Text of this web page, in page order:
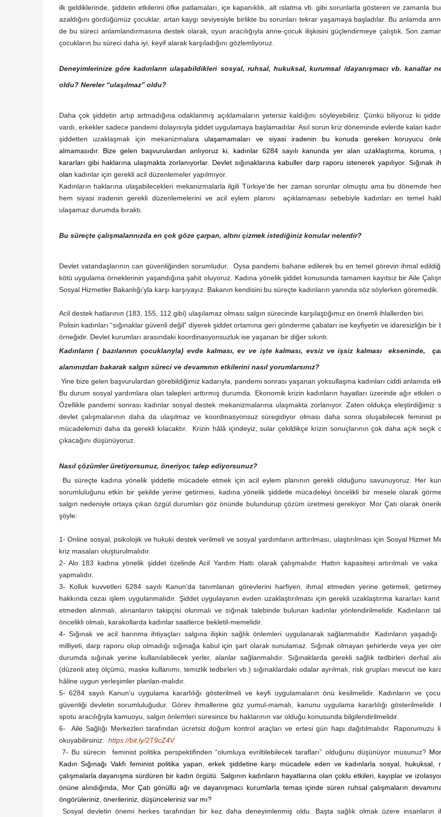
ilk geldiklerinde, şiddetin etkilerini öfke patlamaları, içe kapanıklık, alt ıslatma vb. gibi sorunlarla gösteren ve zamanla
azaldığını gördüğümüz çocuklar, artan kaygı seviyesiyle birlikte bu sorunları tekrar yaşamaya başladılar. Bu anlamda
de bu süreci anlamlandırmasına destek olarak, oyun aracılığıyla anne-çocuk ilişkisini güçlendirmeye çalıştık. Son
çocukların bu süreci daha iyi, keyif alarak karşıladığını gözlemliyoruz.
Deneyimlerinize göre kadınların ulaşabildikleri sosyal, ruhsal, hukuksal, kurumsal /dayanışmacı vb. kanallar
oldu? Nereler “ulaşılmaz” oldu?
Daha çok şiddetin artıp artmadığına odaklanmış açıklamaların yetersiz kaldığını söyleyebiliriz. Çünkü biliyoruz ki
vardı, erkekler sadece pandemi dolayısıyla şiddet uygulamaya başlamadılar. Asıl sorun kriz döneminde evlerde kalan
şiddetten uzaklaşmak için mekanizmalara ulaşamamaları ve siyasi iradenin bu konuda gereken koruyucu
almamasıdır. Bize gelen başvurulardan anlıyoruz ki, kadınlar 6284 sayılı kanunda yer alan uzaklaştırma, koruma,
kararları gibi haklarına ulaşmakta zorlanıyorlar. Devlet sığınaklarına kabuller darp raporu istenerek yapılıyor. Sığınak
olan kadınlar için gerekli acil düzenlemeler yapılmıyor.
Kadınların haklarına ulaşabilecekleri mekanizmalarla ilgili Türkiye’de her zaman sorunlar olmuştu ama bu dönemde
hem siyasi iradenin gerekli düzenlemelerini ve acil eylem planını açıklamaması sebebiyle kadınları en temel
ulaşamaz durumda bıraktı.
Bu süreçte çalışmalarınızda en çok göze çarpan, altını çizmek istediğiniz konular nelerdir?
Devlet vatandaşlarının can güvenliğinden sorumludur. Oysa pandemi bahane edilerek bu en temel görevin ihmal
kötü uygulama örneklerinin yaşandığına şahit oluyoruz. Kadına yönelik şiddet konusunda tamamen kayıtsız bir Aile
Sosyal Hizmetler Bakanlığı’yla karşı karşıyayız. Bakanın kendisini bu süreçte kadınların yanında söz söylerken göremedik.
Acil destek hatlarının (183, 155, 112 gibi) ulaşılamaz olması salgın sürecinde karşılaştığımız en önemli ihlallerden biri.
Polisin kadınları “sığınaklar güvenli değil” diyerek şiddet ortamına geri gönderme çabaları ise keyfiyetin ve idaresizliğin bir
örneğidir. Devlet kurumları arasındaki koordinasyonsuzluk ise yaşanan bir diğer sıkıntı.
Kadınların ( bazılarının çocuklarıyla) evde kalması, ev ve işte kalması, evsiz ve işsiz kalması
ekseninde,
alanınızdan bakarak salgın süreci ve devamının etkilerini nasıl yorumlarsınız?
Yine bize gelen başvurulardan görebildiğimiz kadarıyla, pandemi sonrası yaşanan yoksullaşma kadınları ciddi anlamda
Bu durum sosyal yardımlara olan talepleri arttırmış durumda. Ekonomik krizin kadınların hayatları üzerinde ağır etkileri
Özellikle pandemi sonrası kadınlar sosyal destek mekanizmalarına ulaşmakta zorlanıyor. Zaten oldukça eleştirdiğimiz
devlet çalışmalarının daha da ulaşılmaz ve koordinasyonsuz süregidiyor olması daha sonra oluşabilecek feminist
mücadelemizi daha da gerekli kılacaktır. Krizin hâlâ içindeyiz, sular çekildikçe krizin sonuçlarının çok daha açık seçik
çıkacağını düşünüyoruz.
Nasıl çözümler üretiyorsunuz, öneriyor, talep ediyorsunuz?
Bu süreçte kadına yönelik şiddetle mücadele etmek için acil eylem planının gerekli olduğunu savunuyoruz. Her
sorumluluğunu etkin bir şekilde yerine getirmesi, kadına yönelik şiddetle mücadeleyi öncelikli bir mesele olarak
salgın nedeniyle ortaya çıkan özgül durumları göz önünde bulundurup çözüm üretmesi gerekiyor. Mor Çatı olarak
şöyle:
1- Online sosyal, psikolojik ve hukuki destek verilmeli ve sosyal yardımların arttırılması, ulaştırılması için Sosyal Hizmet
kriz masaları oluşturulmalıdır.
2- Alo 183 kadına yönelik şiddet özelinde Acil Yardım Hattı olarak çalışmalıdır. Hattın kapasitesi artırılmalı ve vaka
yapmalıdır.
3- Kolluk kuvvetleri 6284 sayılı Kanun’da tanımlanan görevlerini harfiyen, ihmal etmeden yerine getirmeli,
hakkında cezai işlem uygulanmalıdır. Şiddet uygulayanın evden uzaklaştırılması için gerekli uzaklaştırma kararları
etmeden alınmalı, alınanların takipçisi olunmalı ve sığınak talebinde bulunan kadınlar yönlendirilmelidir. Kadınların
öncelikli olmalı, karakollarda kadınlar saatlerce bekletil-memelidir.
4- Sığınak ve acil barınma ihtiyaçları salgına ilişkin sağlık önlemleri uygulanarak sağlanmalıdır. Kadınların yaşadığı
milliyeti, darp raporu olup olmadığı sığınağa kabul için şart olarak sunulamaz. Sığınak olmayan şehirlerde veya yer
durumda sığınak yerine kullanılabilecek yerler, alanlar sağlanmalıdır. Sığınaklarda gerekli sağlık tedbirleri derhal
(düzenli ateş ölçümü, maske kullanımı, temizlik tedbirleri vb.) sığınaklardaki odalar ayrılmalı, risk grupları mevcut ise
hâline uygun yerleşimler planlan-malıdır.
5- 6284 sayılı Kanun’u uygulama kararlılığı gösterilmeli ve keyfi uygulamaların önü kesilmelidir. Kadınların ve
güvenliği devletin sorumluluğudur. Görev ihmallerine göz yumul-mamalı, kanunu uygulama kararlılığı gösterilmelidir.
spotu aracılığıyla kamuoyu, salgın önlemleri süresince bu haklarının var olduğu konusunda bilgilendirilmelidir.
6- Aile Sağlığı Merkezleri tarafından ücretsiz doğum kontrol araçları ve ertesi gün hapı dağıtılmalıdır. Raporumuzu
okuyabilirsiniz: https://bit.ly/2T9cZ4V
7- Bu sürecin
feminist politika perspektifinden “olumluya evriltilebilecek tarafları” olduğunu düşünüyor musunuz?
Kadın Sığınağı Vakfı feminist politika yapan, erkek şiddetine karşı mücadele eden ve kadınlarla sosyal, hukuksal,
çalışmalarla dayanışma sürdüren bir kadın örgütü. Salgının kadınların hayatlarına olan çoklu etkileri, kayıplar ve
önüne alındığında, Mor Çatı gönüllü ağı ve dayanışmacı kurumlarla temas içinde süren ruhsal çalışmaların
öngörüleriniz, önerileriniz, düşünceleriniz var mı?
Sosyal devletin önemi herkes tarafından bir kez daha deneyimlenmiş oldu. Başta sağlık olmak üzere insanların